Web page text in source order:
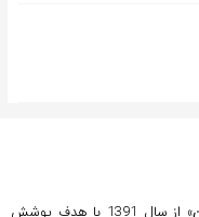
» از سال 1391 با هدف پوشش